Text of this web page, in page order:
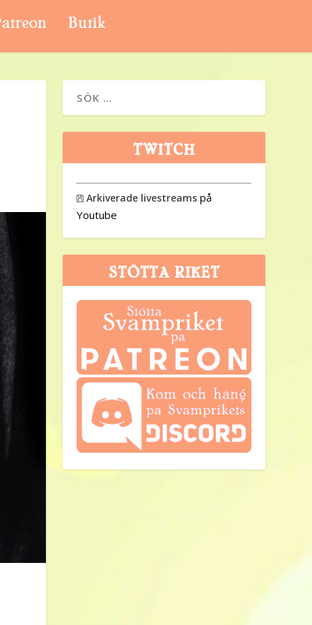
Butik
TWITCH
 Arkiverade livestreams på
Youtube
STÖTTA RIKET